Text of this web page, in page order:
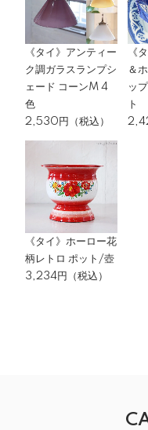
《タイ》アンティー
ク調ガラスランプシ
ェード コーンM 4
色
2,530円（税込）
《
＆
ッ
ト
《タイ》ホーロー花
柄レトロ ポット/壺
3,234円（税込）